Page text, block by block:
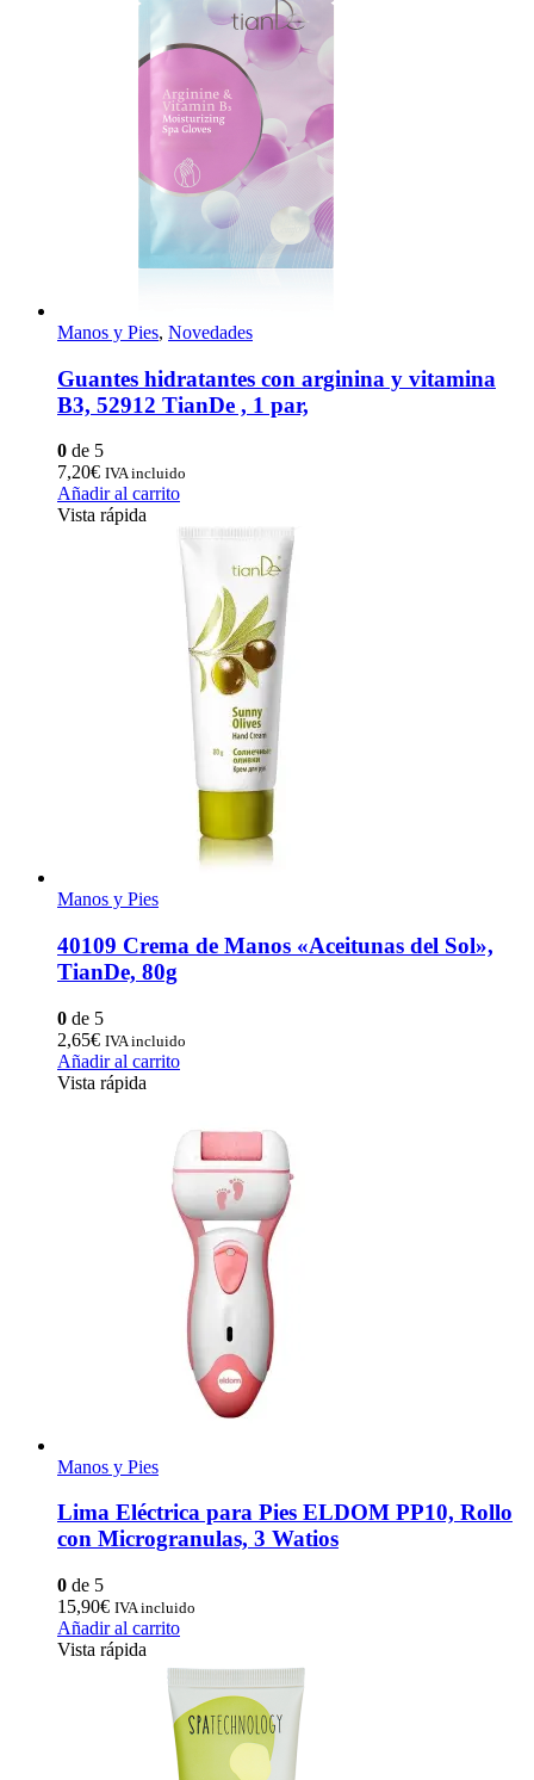
Manos y Pies, Novedades
Guantes hidratantes con arginina y vitamina
B3, 52912 TianDe , 1 par,
0 de 5
7,20€ IVA incluido
Añadir al carrito
Vista rápida
Manos y Pies
40109 Crema de Manos «Aceitunas del Sol»,
TianDe, 80g
0 de 5
2,65€ IVA incluido
Añadir al carrito
Vista rápida
Manos y Pies
Lima Eléctrica para Pies ELDOM PP10, Rollo
con Microgranulas, 3 Watios
0 de 5
15,90€ IVA incluido
Añadir al carrito
Vista rápida